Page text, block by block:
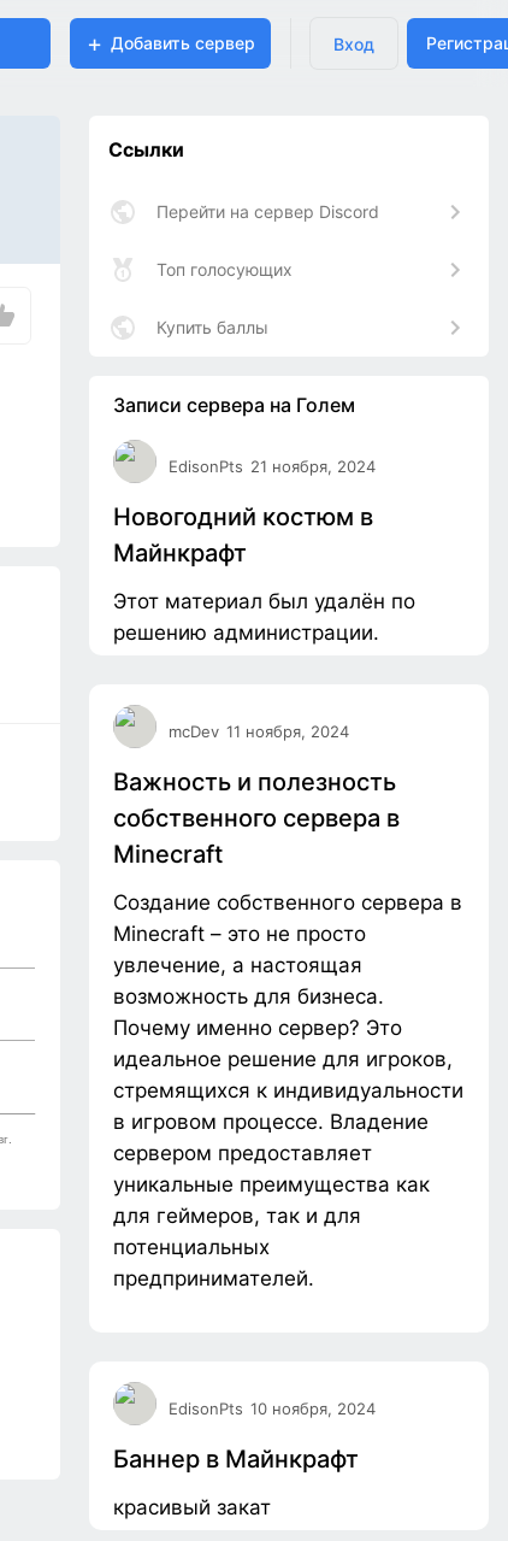
Добавить сервер Вход
Ссылки
Перейти на сервер Discord
Топ голосующих
Купить баллы
Записи сервера на Голем
EdisonPts 21 ноября, 2024
Новогодний костюм в
Майнкрафт
Этот материал был удалён по
решению администрации.
mcDev 11 ноября, 2024
Важность и полезность
собственного сервера в
Minecraft
Создание собственного сервера в
Minecraft – это не просто
увлечение, а настоящая
возможность для бизнеса.
Почему именно сервер? Это
идеальное решение для игроков,
стремящихся к индивидуальности
в игровом процессе. Владение
сервером предоставляет
уникальные преимущества как
для геймеров, так и для
потенциальных
предпринимателей.
EdisonPts 10 ноября, 2024
Баннер в Майнкрафт
красивый закат